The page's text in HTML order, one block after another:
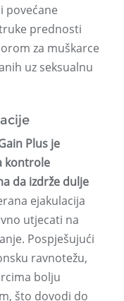
povećane
prednosti
za muškarce
uz seksualnu
Plus je
kontrole
da izdrže dulje
ejakulacija
utjecati na
Pospješujući
ravnotežu,
bolju
što dovodi do